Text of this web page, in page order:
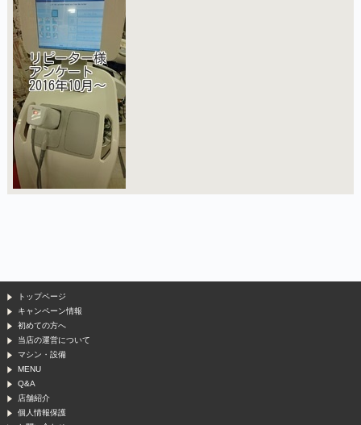
トップページ
キャンペーン情報
初めての方へ
当店の運営について
マシン・設備
MENU
Q&A
店舗紹介
個人情報保護